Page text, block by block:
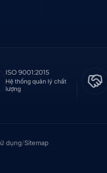
ISO 9001:2015
Hệ thống quản lý chất
lượng
dụng/Sitemap